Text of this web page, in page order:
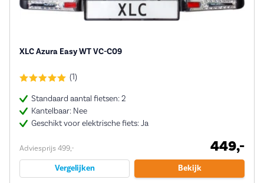
XLC Azura Easy WT VC-C09
(1)
Standaard aantal fietsen: 2
Kantelbaar: Nee
Geschikt voor elektrische fiets: Ja
Adviesprijs 499,- 449,-
Vergelijken Bekijk